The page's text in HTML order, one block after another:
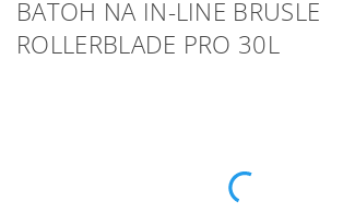
BATOH NA IN-LINE BRUSLE
ROLLERBLADE PRO 30L